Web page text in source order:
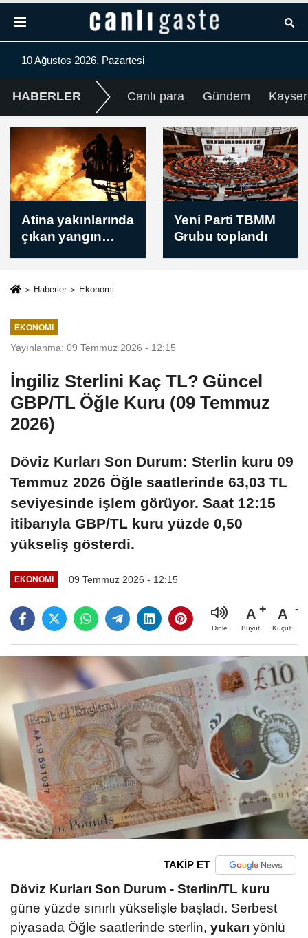
10 Ağustos 2026, Pazartesi
HABERLER Canlı para Gündem
Yeni Parti TBMM
Grubu toplandı
İsrail ordusu Batı
Şeria'da
Haberler Ekonomi
EKONOMI
Yayınlanma: 09 Temmuz 2026 - 12:15
İngiliz Sterlini Kaç TL? Güncel
GBP/TL Öğle Kuru (09 Temmuz
2026)
Döviz Kurları Son Durum: Sterlin kuru 09
Temmuz 2026 Öğle saatlerinde 63,03 TL
seviyesinde işlem görüyor. Saat 12:15
itibarıyla GBP/TL kuru yüzde 0,50
yükseliş gösterdi.
EKONOMI 09 Temmuz 2026 - 12:15
Dinle
A
Büyüt
A
Küçült
TAKİP ET
Döviz Kurları Son Durum - Sterlin/TL kuru
güne yüzde sınırlı yükselişle başladı. Serbest
piyasada Öğle saatlerinde sterlin, yukarı yönlü